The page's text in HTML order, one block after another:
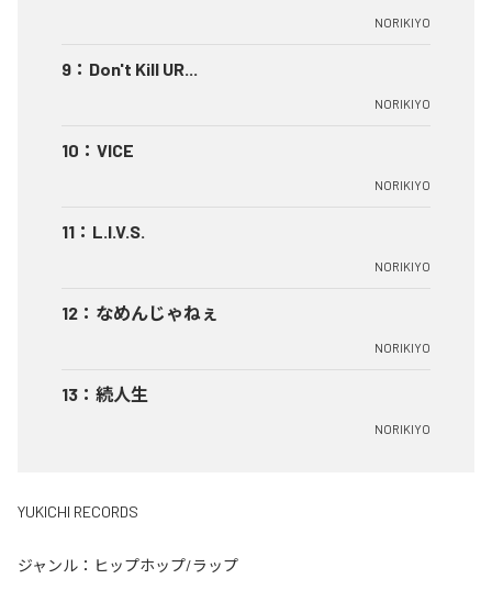
NORIKIYO
9 ： Don't Kill UR...
NORIKIYO
10 ： VICE
NORIKIYO
11 ： L.I.V.S.
NORIKIYO
12 ： なめんじゃねぇ
NORIKIYO
13 ： 続人生
NORIKIYO
YUKICHI RECORDS
ジャンル： ヒップホップ/ラップ